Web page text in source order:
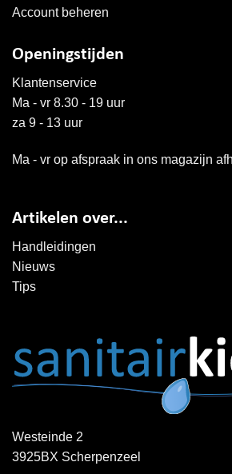
Account beheren
Openingstijden
Klantenservice
Ma - vr 8.30 - 19 uur
za 9 - 13 uur
Ma - vr op afspraak in ons magazijn
Artikelen over...
Handleidingen
Nieuws
Tips
Westeinde 2
3925BX Scherpenzeel